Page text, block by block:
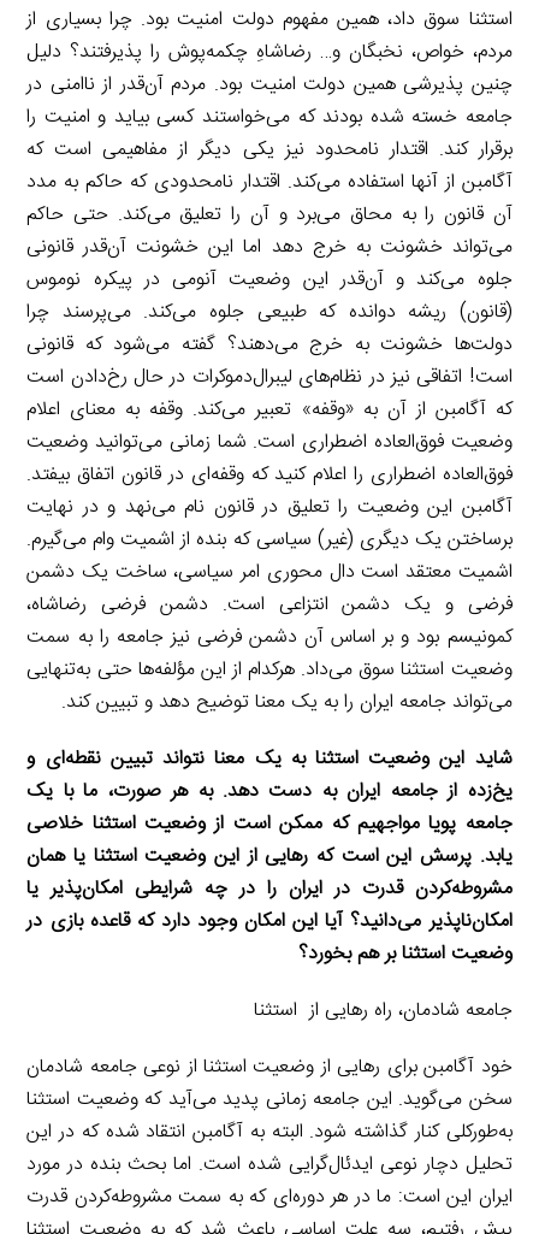
استثنا سوق داد، همین مفهوم دولت امنیت بود. چرا بسیاری از
مردم، ‌‌خواص، نخبگان و… رضاشاهِ چکمه‌پوش را پذیرفتند؟ دلیل
چنین پذیرشی همین دولت امنیت بود. مردم آن‌قدر از ناامنی در
جامعه خسته شده بودند که می‌خواستند کسی بیاید و امنیت را
برقرار کند. اقتدار نامحدود نیز یکی دیگر از مفاهیمی است که
آگامبن از آنها استفاده می‌کند. اقتدار نامحدودی که حاکم به مدد
آن قانون را به محاق می‌برد و آن را تعلیق می‌کند. حتی حاکم
می‌تواند خشونت به خرج دهد اما این خشونت آن‌قدر قانونی
جلوه می‌کند و آن‌قدر این وضعیت آنومی در پیکره نوموس
(قانون) ریشه دوانده که طبیعی جلوه می‌کند. می‌پرسند چرا
دولت‌ها خشونت به خرج می‌دهند؟ گفته می‌شود که قانونی
است! اتفاقی نیز در نظام‌های لیبرال‌دموکرات در حال رخ‌دادن است
که آگامبن از آن به «وقفه» تعبیر می‌کند. وقفه به معنای اعلام
وضعیت فوق‌العاده اضطراری است. شما زمانی می‌توانید وضعیت
فوق‌العاده اضطراری را اعلام کنید که وقفه‌ای در قانون اتفاق بیفتد.
آگامبن این وضعیت را تعلیق در قانون نام می‌نهد و در نهایت
برساختن یک دیگری (غیر) سیاسی که بنده از اشمیت وام می‌گیرم.
اشمیت معتقد است دال محوری امر سیاسی، ساخت یک دشمن
فرضی و یک دشمن انتزاعی است. دشمن فرضی رضاشاه،
کمونیسم بود و بر اساس آن دشمن فرضی نیز جامعه را به سمت
وضعیت استثنا سوق می‌داد. هرکدام از این مؤلفه‌ها حتی به‌تنهایی
می‌تواند جامعه ایران را به یک معنا توضیح دهد و تبیین کند.
‌شاید این وضعیت استثنا به یک معنا نتواند تبیین نقطه‌ای و
یخ‌زده از جامعه ایران به دست دهد. به هر صورت، ما با یک
جامعه پویا مواجهیم که ممکن است از وضعیت استثنا خلاصی
یابد. پرسش این است که رهایی از این وضعیت استثنا یا همان
مشروطه‌کردن قدرت در ایران را در چه شرایطی امکان‌پذیر یا
امکان‌ناپذیر می‌دانید؟ آیا این امکان وجود دارد که قاعده بازی در
وضعیت استثنا بر هم بخورد؟
جامعه شادمان، راه رهایی از استثنا
خود آگامبن برای رهایی از وضعیت استثنا از نوعی جامعه شادمان
سخن می‌گوید. این جامعه زمانی پدید می‌آید که وضعیت استثنا
به‌طورکلی کنار گذاشته شود. البته به آگامبن انتقاد شده که در این
تحلیل دچار نوعی ایدئال‌گرایی شده است. اما بحث بنده در مورد
ایران این است: ما در هر دوره‌ای که به سمت مشروطه‌کردن قدرت